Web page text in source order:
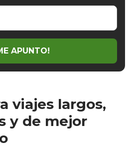
APUNTO!
viajes largos,
y de mejor